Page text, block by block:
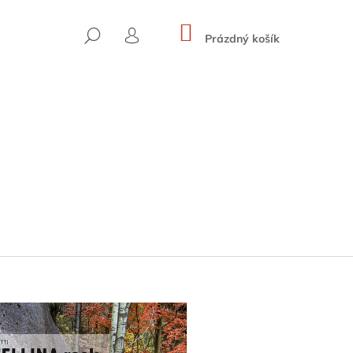
HLEDAT
PŘIHLÁŠENÍ
NÁKUPNÍ
KOŠÍK
Prázdný košík
WÄNDE (BAND